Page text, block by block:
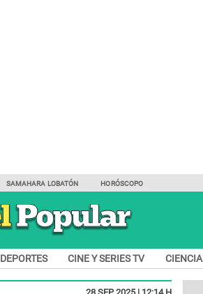
SAMAHARA LOBATÓN HORÓSCOPO
DEPORTES CINE Y SERIES TV CIENCIA